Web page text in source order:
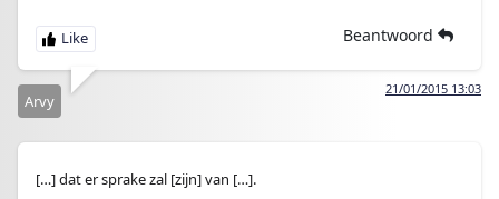
Beantwoord
21/01/2015 13:03
Arvy
[…] dat er sprake zal [zijn] van […].